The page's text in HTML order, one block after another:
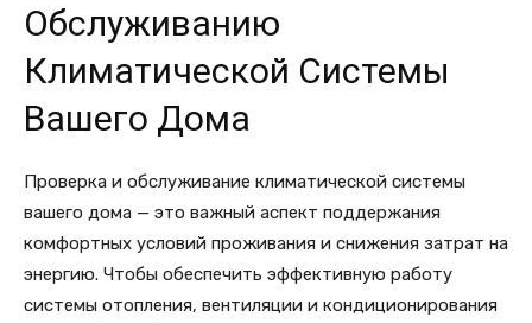
Обслуживанию
Климатической Системы
Вашего Дома
Проверка и обслуживание климатической системы
вашего дома — это важный аспект поддержания
комфортных условий проживания и снижения затрат на
энергию. Чтобы обеспечить эффективную работу
системы отопления, вентиляции и кондиционирования